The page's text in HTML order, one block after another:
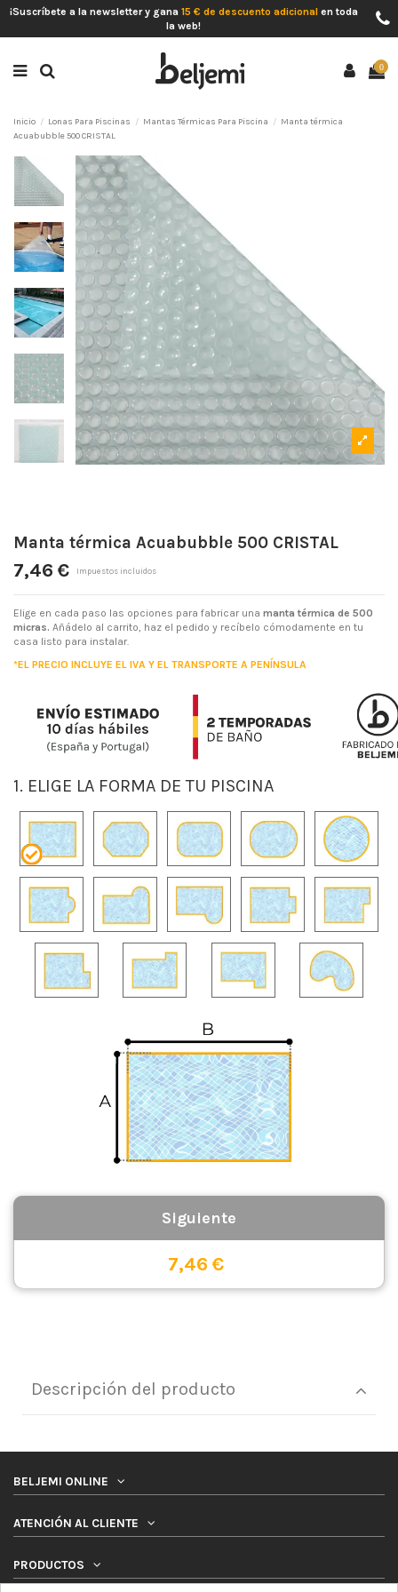
¡Suscríbete a la newsletter y gana 15 € de descuento adicional en toda
la web!
0
Inicio Lonas Para Piscinas Mantas Térmicas Para Piscina
Manta térmica
Acuabubble 500 CRISTAL
Manta térmica Acuabubble 500 CRISTAL
7,46 € Impuestos incluidos
Elige en cada paso las opciones para fabricar una manta térmica de 500
micras. Añádelo al carrito, haz el pedido y recíbelo cómodamente en tu
casa listo para instalar.
*EL PRECIO INCLUYE EL IVA Y EL TRANSPORTE A PENÍNSULA
1. ELIGE LA FORMA DE TU PISCINA
7,46 €
Descripción del producto
BELJEMI ONLINE
ATENCIÓN AL CLIENTE
PRODUCTOS